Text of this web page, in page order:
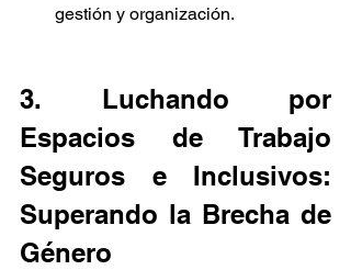
gestión y organización.
3. Luchando por
Espacios de Trabajo
Seguros e Inclusivos:
Superando la Brecha de
Género